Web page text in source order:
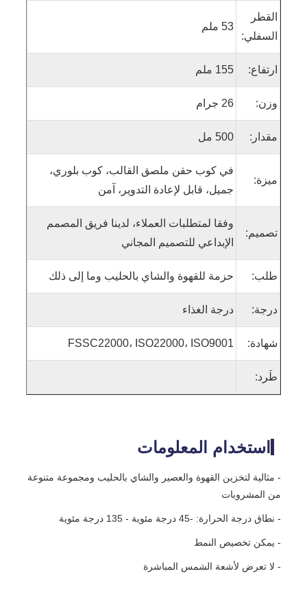
القطر
السفلي:
53 ملم
ارتفاع: 155 ملم
وزن: 26 جرام
مقدار: 500 مل
ميزة:
في كوب حقن ملصق القالب، كوب بلوري،
جميل، قابل لإعادة التدوير، آمن
تصميم:
وفقا لمتطلبات العملاء، لدينا فريق المصمم
الإبداعي للتصميم المجاني
طلب: حزمة للقهوة والشاي بالحليب وما إلى ذلك
درجة: درجة الغذاء
شهادة: FSSC22000، ISO22000، ISO9001
طَرد:
استخدام المعلومات
- مثالية لتخزين القهوة والعصير والشاي بالحليب ومجموعة متنوعة
من المشروبات
- نطاق درجة الحرارة: -45 درجة مئوية - 135 درجة مئوية
- يمكن تخصيص النمط
- لا تعرض لأشعة الشمس المباشرة